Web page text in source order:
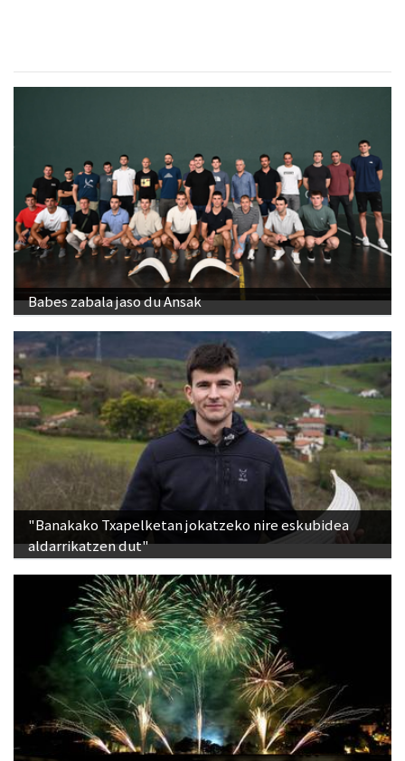
Babes zabala jaso du Ansak
"Banakako Txapelketan jokatzeko nire eskubidea
aldarrikatzen dut"
Lurraldebuseko zerbitzu bereziak, Donostiako Aste
Nagusiko su-artifizialez gozatu ahal izateko